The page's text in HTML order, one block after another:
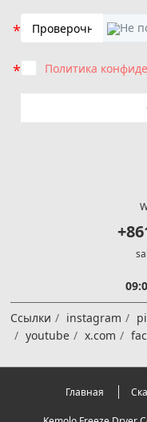
Политика
Ссылки instagram
youtube
x.com
Главная